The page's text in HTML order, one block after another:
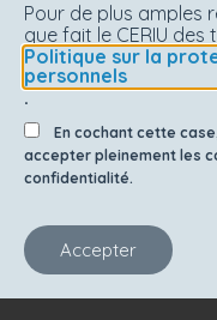
Pour de plus amples
que fait le CERIU
Politique sur la
personnels
.
En cochant cette
accepter pleinement les
confidentialité.
Accepter